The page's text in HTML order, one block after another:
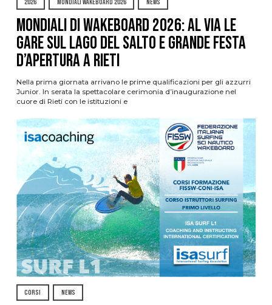
2026 MONDIALI WAKEBOARD 2026 NEWS
Mondiali di Wakeboard 2026: al via le
gare sul Lago del Salto e grande festa
d’apertura a Rieti
Nella prima giornata arrivano le prime qualificazioni per gli azzurri
Junior. In serata la spettacolare cerimonia d’inaugurazione nel
cuore di Rieti con le istituzioni e
CORSI NEWS